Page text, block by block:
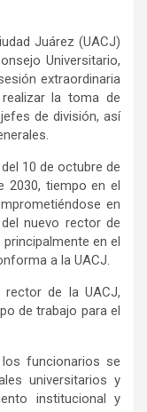
Juárez (UACJ)
Universitario,
extraordinaria
la toma de
de división, así
10 de octubre de
2030, tiempo en el
en
nuevo rector de
en el
a la UACJ.
rector de la UACJ,
de trabajo para el
funcionarios se
universitarios y
institucional y